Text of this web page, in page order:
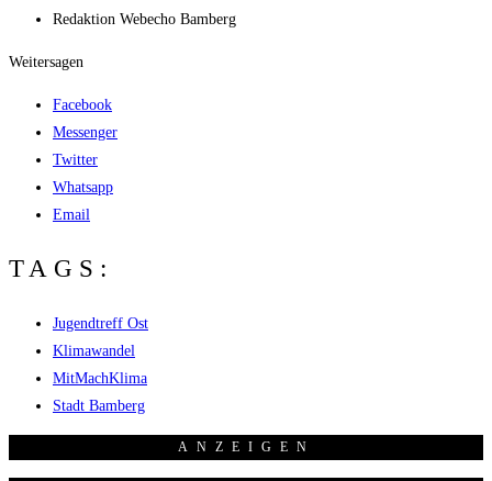
Redak­ti­on Web­echo Bamberg
Weitersagen
Facebook
Messenger
Twitter
Whatsapp
Email
TAGS:
Jugendtreff Ost
Klimawandel
MitMachKlima
Stadt Bamberg
ANZEI­GEN